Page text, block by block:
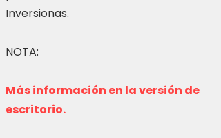
Inversionas.
NOTA:
Más información en la versión de
escritorio.